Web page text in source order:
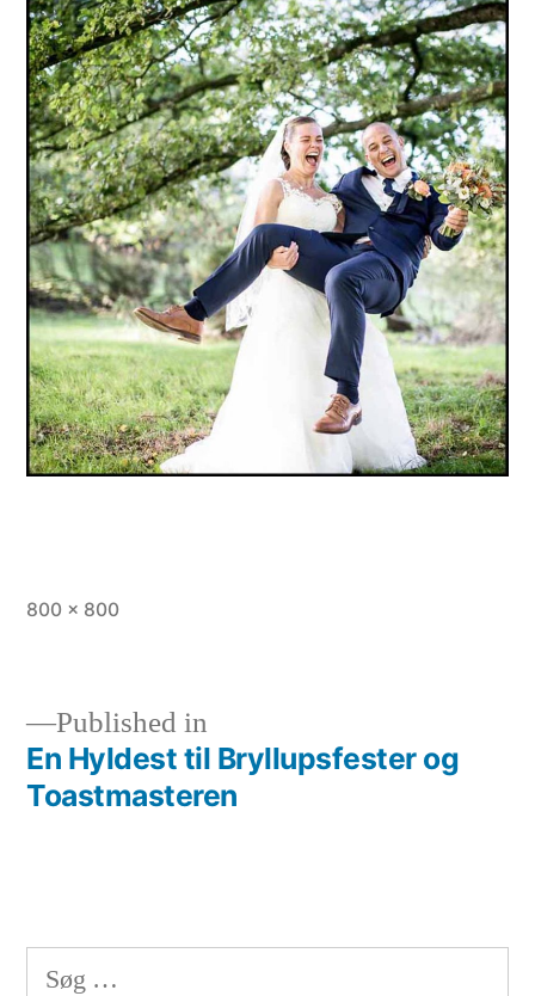
Full
800 × 800
Indlægsnavigation
Published in
En Hyldest til Bryllupsfester og
Toastmasteren
Søg